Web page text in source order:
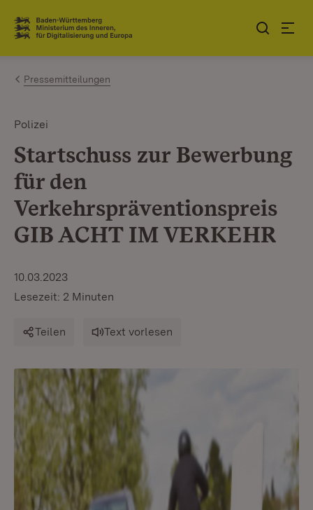
Zum Inhalt springen
Link zur Startseite
Pressemitteilungen
Polizei
Startschuss zur Bewerbung
für den
Verkehrspräventionspreis
GIB ACHT IM VERKEHR
10.03.2023
Lesezeit: 2 Minuten
Teilen Text vorlesen